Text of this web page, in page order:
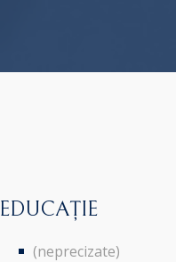
EDUCAȚIE
(neprecizate)